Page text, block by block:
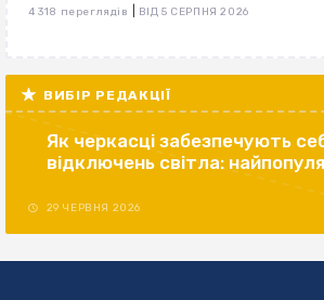
4 318 переглядів ВІД 5 СЕРПНЯ 2026
ВИБІР РЕДАКЦІЇ
Як черкасці забезпечують
відключень світла:
29 ЧЕРВНЯ 2026